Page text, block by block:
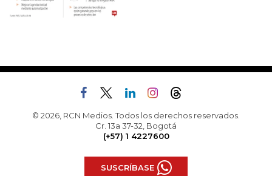
© 2026, RCN Medios. Todos los derechos reservados.
Cr. 13a 37-32, Bogotá
(+57) 1 4227600
SUSCRÍBASE